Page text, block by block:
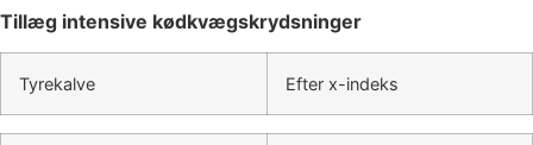
Tillæg intensive kødkvægskrydsninger
Tyrekalve Efter x-indeks